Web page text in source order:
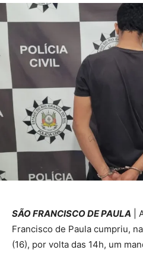
SÃO FRANCISCO DE PAULA |
Francisco de Paula cumpriu,
(16), por volta das 14h, um